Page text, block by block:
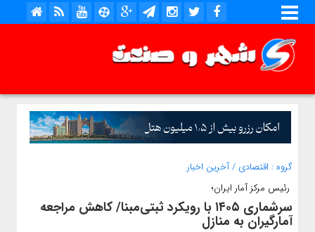
گروه : اقتصادی /آخرین اخبار
رئیس مرکز آمار ایران؛
سرشماری ۱۴۰۵ با رویکرد ثبتی‌مبنا/ کاهش مراجعه
آمارگیران به منازل